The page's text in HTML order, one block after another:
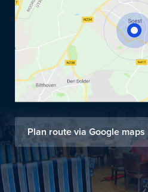
Plan route via Google maps